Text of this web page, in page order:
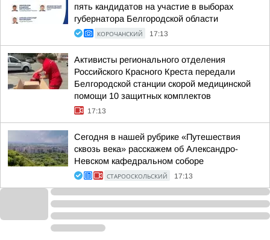
пять кандидатов на участие в выборах
губернатора Белгородской области
КОРОЧАНСКИЙ 17:13
Активисты регионального отделения
Российского Красного Креста передали
Белгородской станции скорой медицинской
помощи 10 защитных комплектов
17:13
Сегодня в нашей рубрике «Путешествия
сквозь века» расскажем об Александро-
Невском кафедральном соборе
СТАРООСКОЛЬСКИЙ 17:13